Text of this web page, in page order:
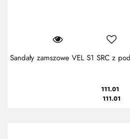
Sandały zamszowe VEL S1 SRC z
111.01
111.01